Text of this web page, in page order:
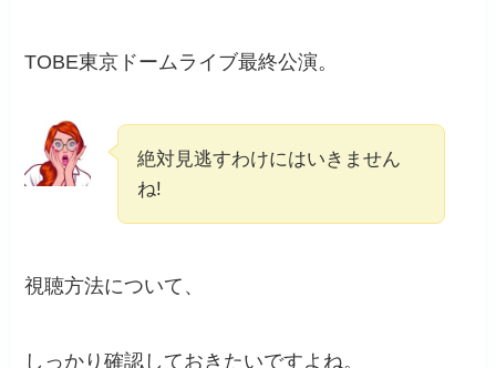
TOBE東京ドームライブ最終公演。
絶対見逃すわけにはいきません
ね!
視聴方法について、
しっかり確認しておきたいですよね。